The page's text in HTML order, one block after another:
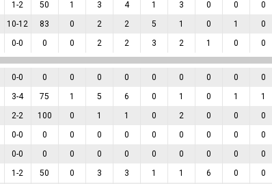
1-2 50 1 3 4 1 3 0 0 0
10-12 83 0 2 2 5 1 0 1 0
0-0 0 0 2 2 3 2 1 0 0
0-0 0 0 0 0 0 0 0 0 0
3-4 75 1 5 6 0 1 0 1 1
2-2 100 0 1 1 0 2 0 0 0
0-0 0 0 0 0 0 0 0 0 0
0-0 0 0 0 0 0 0 0 0 0
1-2 50 0 3 3 1 1 6 0 0